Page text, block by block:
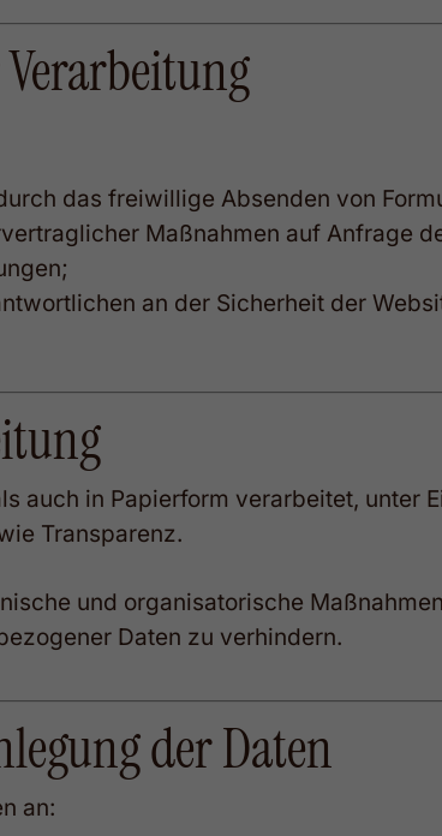
das freiwillige Absenden von
Maßnahmen auf Anfrage
an der Sicherheit der
auch in Papierform verarbeitet, unter
Transparenz.
und organisatorische
Daten zu verhindern.
der Daten
an: